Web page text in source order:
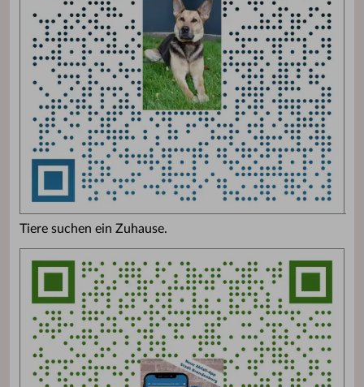
Tiere suchen ein Zuhause.